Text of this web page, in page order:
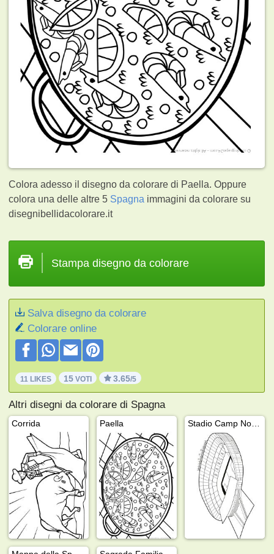
Colora adesso il disegno da colorare di Paella. Oppure
colora una delle altre 5 Spagna immagini da colorare su
disegnibellidacolorare.it
Stampa disegno da colorare
Salva disegno da colorare
Colorare online
11 LIKES 15 VOTI 3.65/5
Altri disegni da colorare di Spagna
Corrida Paella